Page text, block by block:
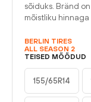
sõiduks. Bränd
mõistliku
BERLIN TIRES
ALL SEASON 2
TEISED MÕÕDUD
155/65R14